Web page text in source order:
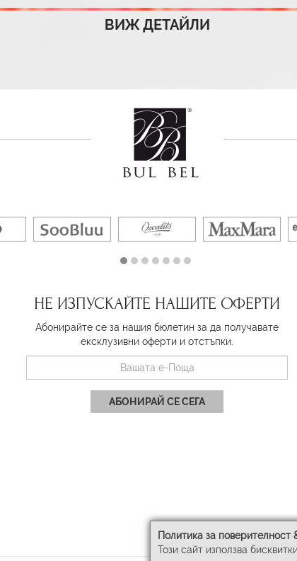
Политика за поверителност
Този сайт използва
ВИЖ ДЕТАЙЛИ
НЕ ИЗПУСКАЙТЕ НАШИТЕ ОФЕРТИ
Абонирайте се за нашия бюлетин за да получавате
ексклузивни оферти и отстъпки.
АБОНИРАЙ СЕ СЕГА